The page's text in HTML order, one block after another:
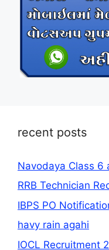
recent posts
Navodaya Class 6
RRB Technician
IBPS PO
havy rain agahi
IOCL Recruitment